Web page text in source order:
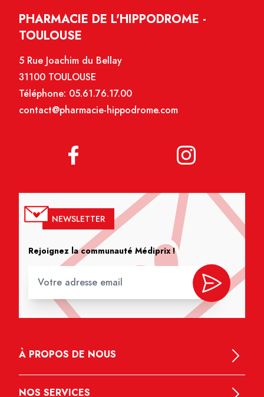
PHARMACIE DE L'HIPPODROME -
TOULOUSE
5 Rue Joachim du Bellay
31100 TOULOUSE
Téléphone: 05.61.76.17.00
contact@pharmacie-hippodrome.com
NEWSLETTER
Rejoignez la communauté Médiprix !
À PROPOS DE NOUS
NOS SERVICES